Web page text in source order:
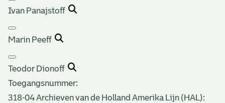
Ivan Panajstoff
Marin Peeff
Teodor Dionoff
Toegangsnummer:
318-04 Archieven van de Holland Amerika Lijn (HAL):